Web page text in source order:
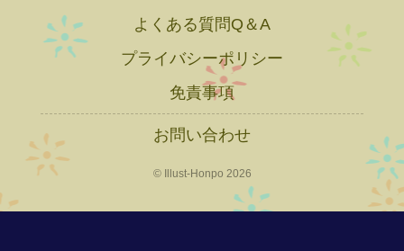
よくある質問Q＆A
プライバシーポリシー
免責事項
お問い合わせ
© Illust-Honpo 2026